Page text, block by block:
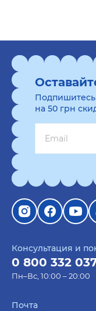
Консультация и
0 800 332
Пн–Вс, 10:00 – 20:00
Почта
Подпишитесь
на 50 грн